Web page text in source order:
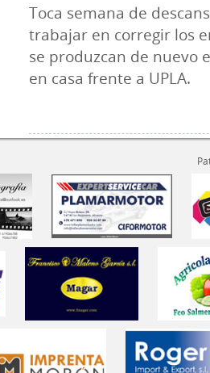
Toca semana de
trabajar en corregir los
se produzcan de nuevo
en casa frente a UPLA.